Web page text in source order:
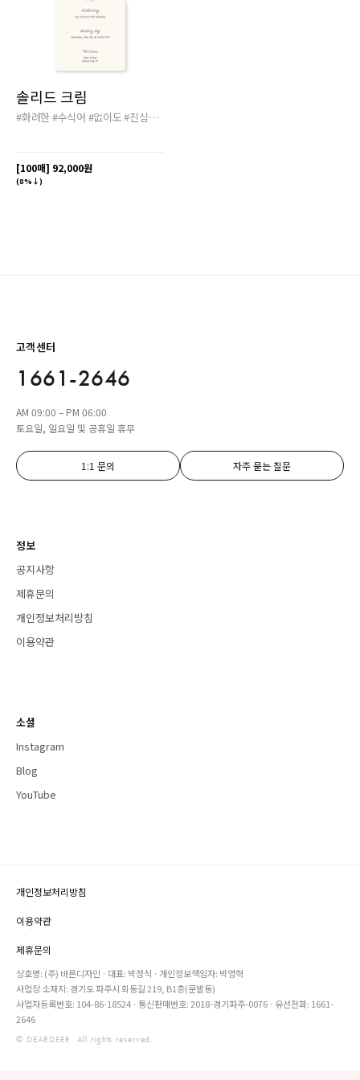
솔리드 크림
#화려한#수식어 #없이도#진심이
[100매] 92,000원
(8%↓)
고객센터
1661-2646
AM 09:00 – PM 06:00
토요일, 일요일 및 공휴일 휴무
1:1 문의 자주 묻는 질문
정보
공지사항
제휴문의
개인정보처리방침
이용약관
소셜
Instagram
Blog
YouTube
개인정보처리방침
·
이용약관
·
제휴문의
상호명: (주) 바른디자인 · 대표: 박정식 · 개인정보책임자: 박영혁
사업장 소재지: 경기도 파주시 회동길 219, B1층(문발동)
사업자등록번호: 104-86-18524 · 통신판매번호: 2018-경기파주-0076 · 유선전화: 1661-
2646
© DEARDEER. All rights reserved.